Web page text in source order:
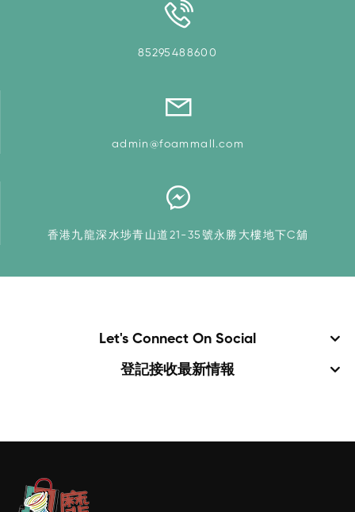
85295488600
admin@foammall.com
香港九龍深水埗青山道21-35號永勝大樓地下C舖
Let's Connect On Social
登記接收最新情報